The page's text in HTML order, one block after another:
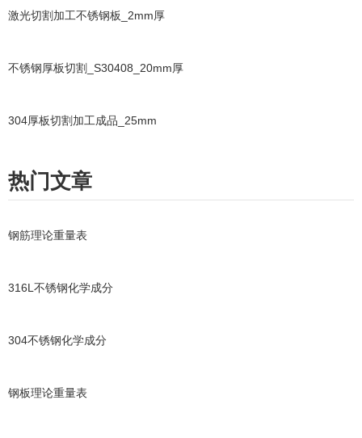
激光切割加工不锈钢板_2mm厚
不锈钢厚板切割_S30408_20mm厚
304厚板切割加工成品_25mm
热门文章
钢筋理论重量表
316L不锈钢化学成分
304不锈钢化学成分
钢板理论重量表